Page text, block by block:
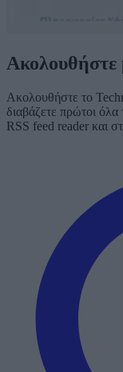
Ακολουθήστε
Ακολουθήστε το
διαβάζετε πρώτοι
RSS feed reader και